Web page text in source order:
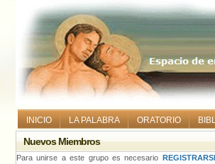
INICIO LA PALABRA ORATORIO
Nuevos Miembros
Para unirse a este grupo es necesario